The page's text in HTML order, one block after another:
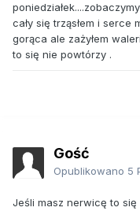
cały się trząsłem i serce
gorąca ale zażyłem
to się nie powtórzy .
Gość
Opublikowano 5
Jeśli masz nerwicę to